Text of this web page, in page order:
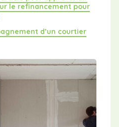
le refinancement pour
d’un courtier